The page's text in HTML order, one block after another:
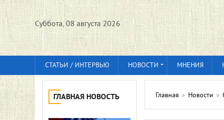
Суббота, 08 августа 2026
СТАТЬИ / ИНТЕРВЬЮ НОВОСТИ МНЕНИЯ
ГЛАВНАЯ НОВОСТЬ Главная » Новости »